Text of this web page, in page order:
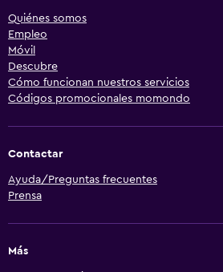
Quiénes somos
Empleo
Móvil
Descubre
Cómo funcionan nuestros servicios
Códigos promocionales momondo
Contactar
Ayuda/Preguntas frecuentes
Prensa
Más